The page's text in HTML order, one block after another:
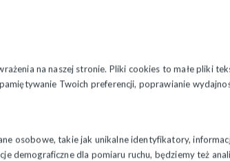
na naszej stronie. Pliki cookies to małe pliki
Twoich preferencji, poprawianie
osobowe, takie jak unikalne identyfikatory,
demograficzne dla pomiaru ruchu, będziemy też